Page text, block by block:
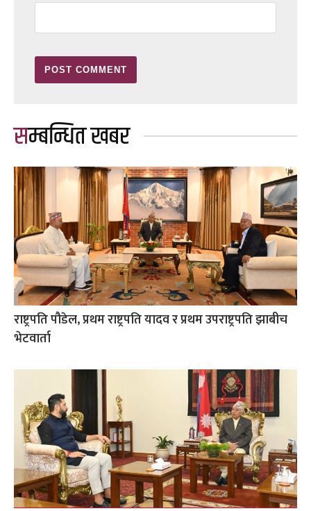
सम्बन्धित खबर
राष्ट्रपति पौडेल, प्रथम राष्ट्रपति यादव र प्रथम उपराष्ट्रपति झाबीच
भेटवार्ता